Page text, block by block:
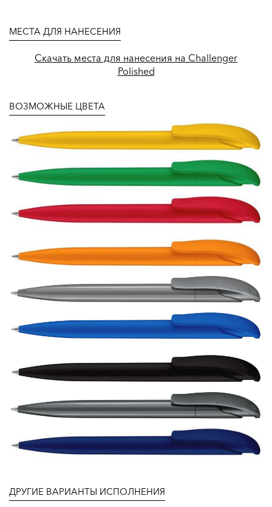
МЕСТА ДЛЯ НАНЕСЕНИЯ
Скачать места для нанесения на Challenger
Polished
ВОЗМОЖНЫЕ ЦВЕТА
ДРУГИЕ ВАРИАНТЫ ИСПОЛНЕНИЯ